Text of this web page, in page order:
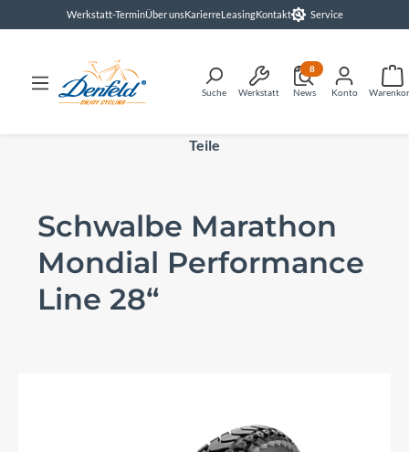
springenWerkstatt-TerminÜber unsKarierreLeasingKontakt Service
Suche Werkstatt News
8
Konto
Teile
Schwalbe Marathon
Mondial Performance
Line 28“